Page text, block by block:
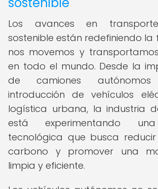
Los avances en
sostenible están redefiniendo la
nos movemos y
en todo el mundo. Desde la
de camiones
introducción de vehículos
logística urbana, la industria
está experimentando
tecnológica que busca
carbono y promover una
limpia y eficiente.